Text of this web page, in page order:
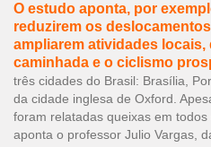
O estudo aponta, por
reduzirem os
ampliarem atividades locais,
caminhada e o ciclismo
três cidades do Brasil: Brasília,
da cidade inglesa de Oxford.
foram relatadas queixas em
aponta o professor Julio Vargas,